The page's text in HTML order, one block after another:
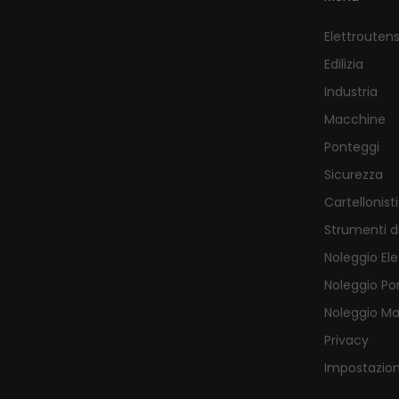
Edilizia
Industria
Macchine
Ponteggi
Sicurezza
Strumenti
Noleggio
Noleggio
Noleggio
Privacy